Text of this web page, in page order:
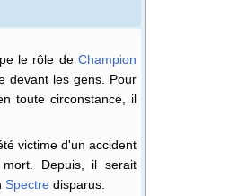
le rôle de Champion
devant les gens. Pour
toute circonstance, il
victime d'un accident
Depuis, il serait
Spectre disparus.